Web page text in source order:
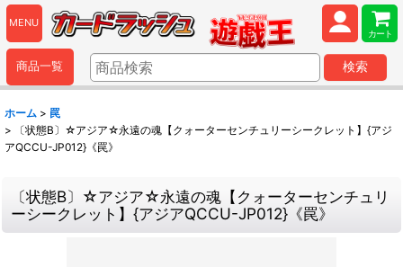
MENU
カート
商品一覧 検索
ホーム > 罠
>
〔状態B〕☆アジア☆永遠の魂【クォーターセンチュリーシークレット】{アジ
アQCCU-JP012}《罠》
〔状態B〕☆アジア☆永遠の魂【クォーターセンチュリ
ーシークレット】{アジアQCCU-JP012}《罠》